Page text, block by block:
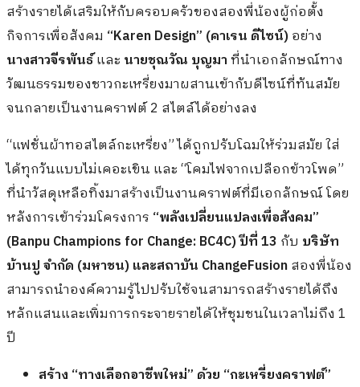
สร้างรายได้เสริมให้กับครอบครัวของสองพี่น้องผู้ก่อตั้ง
กิจการเพื่อสังคม “Karen Design” (คาเรน ดีไซน์)อย่าง
นางสาวจีรพันธ์และ นายชุณวัณ บุญมาที่นำเอกลักษณ์ทาง
วัฒนธรรมของชาวกะเหรี่ยงมาผสานเข้ากับดีไซน์ที่ทันสมัย
จนกลายเป็นงานคราฟต์ 2 สไตล์ได้อย่างลง
“แฟชั่นผ้าทอสไตล์กะเหรี่ยง” ได้ถูกปรับโฉมให้ร่วมสมัย ใส่
ได้ทุกวันแบบไม่เคอะเขิน และ “โคมไฟจากเปลือกข้าวโพด”
ที่นำวัสดุเหลือทิ้งมาสร้างเป็นงานคราฟต์ที่มีเอกลักษณ์ โดย
หลังการเข้าร่วมโครงการ “พลังเปลี่ยนแปลงเพื่อสังคม”
(Banpu Champions for Change: BC4C) ปีที่ 13 กับ บริษัท
บ้านปู จำกัด (มหาชน) และสถาบัน ChangeFusionสองพี่น้อง
สามารถนำองค์ความรู้ไปปรับใช้จนสามารถสร้างรายได้ถึง
หลักแสนและเพิ่มการกระจายรายได้ให้ชุมชนในเวลาไม่ถึง 1
ปี
สร้าง “ทางเลือกอาชีพใหม่” ด้วย “กะเหรี่ยงคราฟต์”